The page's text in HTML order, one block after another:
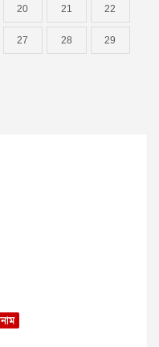
20 21 22
27 28 29